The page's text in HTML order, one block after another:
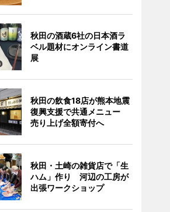
秋田の酒蔵6社の日本酒ラ
ベル題材にオンライン書道
展
秋田の飲食18店が熊本地震
復興支援で共通メニュー
売り上げ全額寄付へ
秋田・土崎の雑貨店で「生
ハム」作り 河辺の工房が
出張ワークショップ